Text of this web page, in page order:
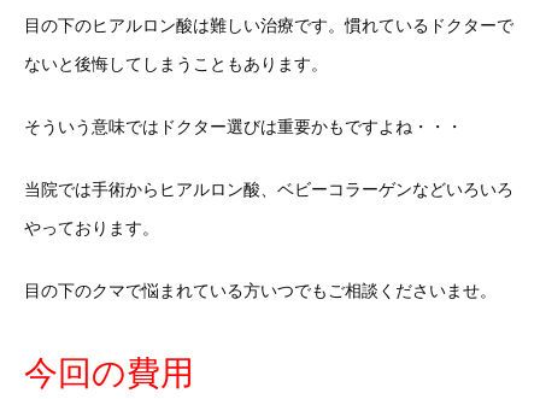
目の下のヒアルロン酸は難しい治療です。慣れているドクターで
ないと後悔してしまうこともあります。
そういう意味ではドクター選びは重要かもですよね・・・
当院では手術からヒアルロン酸、ベビーコラーゲンなどいろいろ
やっております。
目の下のクマで悩まれている方いつでもご相談くださいませ。
今回の費用